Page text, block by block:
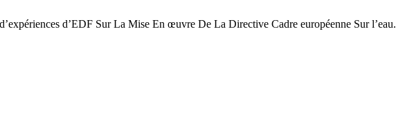
d’EDF Sur La Mise En œuvre De La Directive Cadre européenne Sur l’eau.